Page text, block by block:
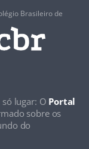
Brasileiro de
só lugar: O Portal
sobre os
do